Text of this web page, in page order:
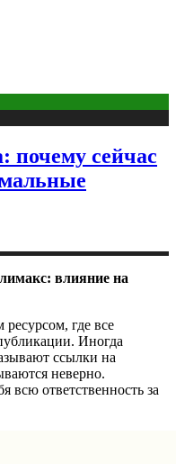
почему сейчас
влияние на
где все
Иногда
ссылки на
неверно.
всю ответственность за